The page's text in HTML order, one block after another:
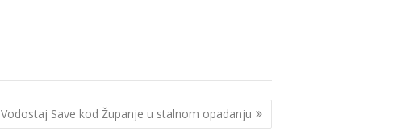
Vodostaj Save kod Županje u stalnom opadanju